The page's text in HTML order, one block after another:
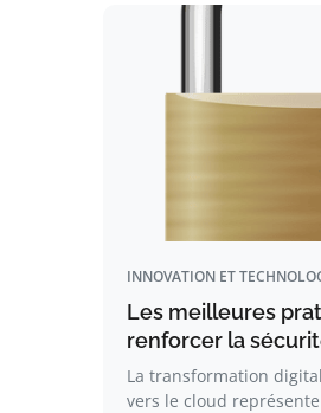
INNOVATION ET
Les meilleures
renforcer la
La transformation
vers le cloud